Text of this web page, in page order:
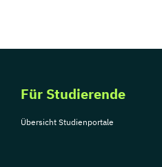
Für Studierende
Übersicht Studienportale